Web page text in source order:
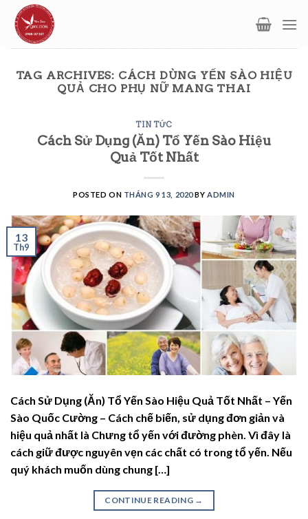
Skip
content
TAG ARCHIVES: CÁCH DÙNG YẾN SÀO HIỆU
QUẢ CHO PHỤ NỮ MANG THAI
TIN TỨC
Cách Sử Dụng (Ăn) Tổ Yến Sào Hiệu
Quả Tốt Nhất
POSTED ON THÁNG 9 13, 2020BY ADMIN
13
Th9
Cách Sử Dụng (Ăn) Tổ Yến Sào Hiệu Quả Tốt Nhất – Yến
Sào Quốc Cường – Cách chế biến, sử dụng đơn giản và
hiệu quả nhất là Chưng tổ yến với đường phèn. Vì đây là
cách giữ được nguyên vẹn các chất có trong tổ yến. Nếu
quý khách muốn dùng chung […]
CONTINUE READING →